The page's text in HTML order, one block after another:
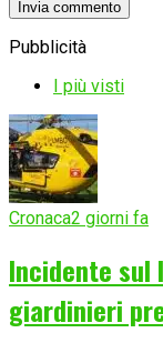
Pubblicità
I più visti
Cronaca2 giorni fa
Incidente sul
giardinieri